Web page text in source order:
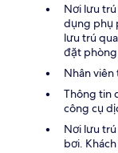
Nơi lưu
dụng phụ
lưu trú
đặt
Nhân
Thông tin
công cụ
Nơi lưu
bơi.